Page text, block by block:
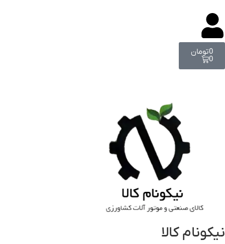
0تومان
0
نیکونام کالا